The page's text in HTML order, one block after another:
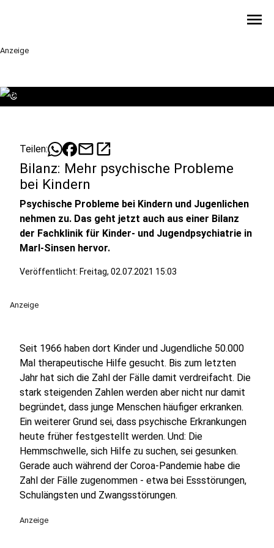
menu
Anzeige
©
Teilen: mailopen_in_new
Bilanz: Mehr psychische Probleme
bei Kindern
Psychische Probleme bei Kindern und Jugenlichen
nehmen zu. Das geht jetzt auch aus einer Bilanz
der Fachklinik für Kinder- und Jugendpsychiatrie in
Marl-Sinsen hervor.
Veröffentlicht: Freitag, 02.07.2021 15:03
Anzeige
Seit 1966 haben dort Kinder und Jugendliche 50.000
Mal therapeutische Hilfe gesucht. Bis zum letzten
Jahr hat sich die Zahl der Fälle damit verdreifacht. Die
stark steigenden Zahlen werden aber nicht nur damit
begründet, dass junge Menschen häufiger erkranken.
Ein weiterer Grund sei, dass psychische Erkrankungen
heute früher festgestellt werden. Und: Die
Hemmschwelle, sich Hilfe zu suchen, sei gesunken.
Gerade auch während der Coroa-Pandemie habe die
Zahl der Fälle zugenommen - etwa bei Essstörungen,
Schulängsten und Zwangsstörungen.
Anzeige